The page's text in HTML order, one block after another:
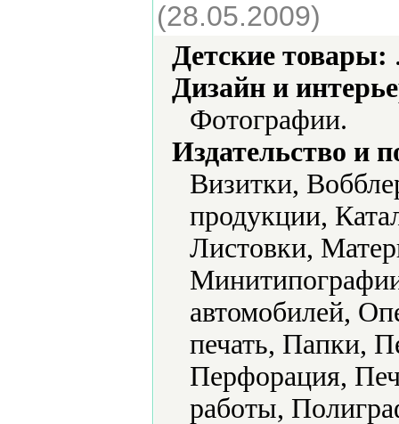
(28.05.2009)
Детские товары:
Дизайн и
Фотографии.
Издательство и
Визитки,
продукции,
Листовки,
автомобилей,
печать, Папки,
Перфорация,
работы,